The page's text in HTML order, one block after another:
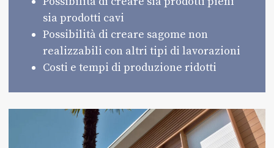
sia prodotti cavi
Possibilità di creare sagome non
realizzabili con altri tipi di lavorazioni
Costi e tempi di produzione ridotti